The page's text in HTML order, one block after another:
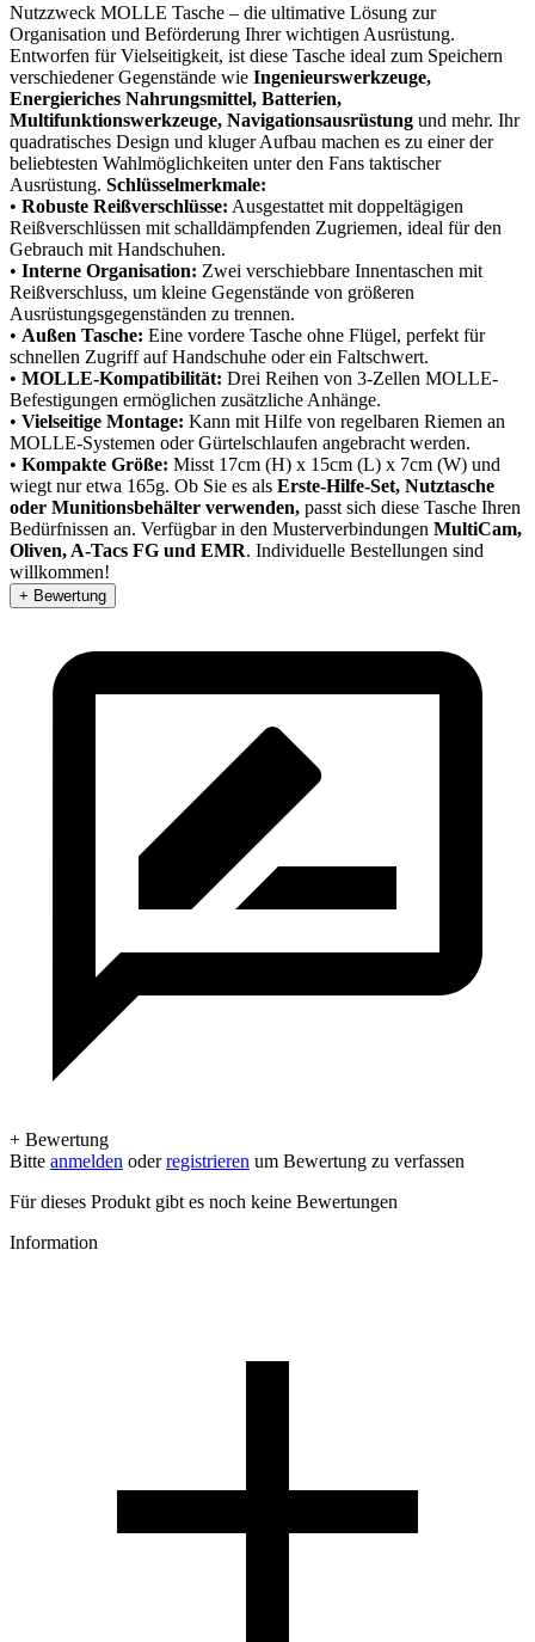
Nutzzweck MOLLE Tasche – die ultimative Lösung zur
Organisation und Beförderung Ihrer wichtigen Ausrüstung.
Entworfen für Vielseitigkeit, ist diese Tasche ideal zum Speichern
verschiedener Gegenstände wie Ingenieurswerkzeuge,
Energieriches Nahrungsmittel, Batterien,
Multifunktionswerkzeuge, Navigationsausrüstung und mehr. Ihr
quadratisches Design und kluger Aufbau machen es zu einer der
beliebtesten Wahlmöglichkeiten unter den Fans taktischer
Ausrüstung. Schlüsselmerkmale:
• Robuste Reißverschlüsse: Ausgestattet mit doppeltägigen
Reißverschlüssen mit schalldämpfenden Zugriemen, ideal für den
Gebrauch mit Handschuhen.
• Interne Organisation: Zwei verschiebbare Innentaschen mit
Reißverschluss, um kleine Gegenstände von größeren
Ausrüstungsgegenständen zu trennen.
• Außen Tasche: Eine vordere Tasche ohne Flügel, perfekt für
schnellen Zugriff auf Handschuhe oder ein Faltschwert.
• MOLLE-Kompatibilität: Drei Reihen von 3-Zellen MOLLE-
Befestigungen ermöglichen zusätzliche Anhänge.
• Vielseitige Montage: Kann mit Hilfe von regelbaren Riemen an
MOLLE-Systemen oder Gürtelschlaufen angebracht werden.
• Kompakte Größe: Misst 17cm (H) x 15cm (L) x 7cm (W) und
wiegt nur etwa 165g. Ob Sie es als Erste-Hilfe-Set, Nutztasche
oder Munitionsbehälter verwenden, passt sich diese Tasche Ihren
Bedürfnissen an. Verfügbar in den Musterverbindungen MultiCam,
Oliven, A-Tacs FG und EMR. Individuelle Bestellungen sind
willkommen!
+ Bewertung
+ Bewertung
Bitte anmelden oderregistrieren um Bewertung zu verfassen
Für dieses Produkt gibt es noch keine Bewertungen
Information